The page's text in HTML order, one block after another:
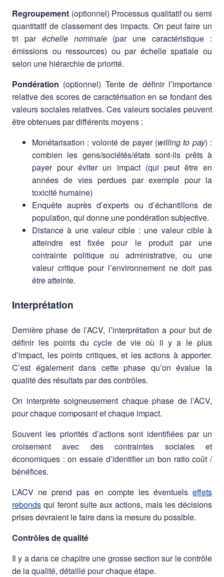
Regroupement (optionnel) Processus qualitatif ou semi
quantitatif de classement des impacts. On peut faire un
tri par échelle nominale(par une caractéristique :
émissions ou ressources) ou par échelle spatiale ou
selon une hiérarchie de priorité.
Pondération (optionnel) Tente de définir l’importance
relative des scores de caractérisation en se fondant des
valeurs sociales relatives. Ces valeurs sociales peuvent
être obtenues par différents moyens :
Monétarisation : volonté de payer (willing to pay) :
combien les gens/sociétés/états sont-ils prêts à
payer pour éviter un impact (qui peut être en
années de vies perdues par exemple pour la
toxicité humaine)
Enquête auprès d’experts ou d’échantillons de
population, qui donne une pondération subjective.
Distance à une valeur cible : une valeur cible à
atteindre est fixée pour le produit par une
contrainte politique ou administrative, ou une
valeur critique pour l’environnement ne doit pas
être atteinte.
Interprétation
Dernière phase de l’ACV, l’interprétation a pour but de
définir les points du cycle de vie où il y a le plus
d’impact, les points critiques, et les actions à apporter.
C’est également dans cette phase qu’on évalue la
qualité des résultats par des contrôles.
On interprète soigneusement chaque phase de l’ACV,
pour chaque composant et chaque impact.
Souvent les priorités d’actions sont identifiées par un
croisement avec des contraintes sociales et
économiques : on essaie d’identifier un bon ratio coût /
bénéfices.
L’ACV ne prend pas en compte les éventuels effets
rebonds qui feront suite aux actions, mais les décisions
prises devraient le faire dans la mesure du possible.
Contrôles de qualité
Il y a dans ce chapitre une grosse section sur le contrôle
de la qualité, détaillé pour chaque étape.